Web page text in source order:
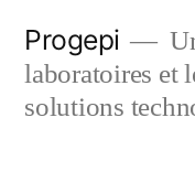
content
Progepi
laboratoires et
solutions